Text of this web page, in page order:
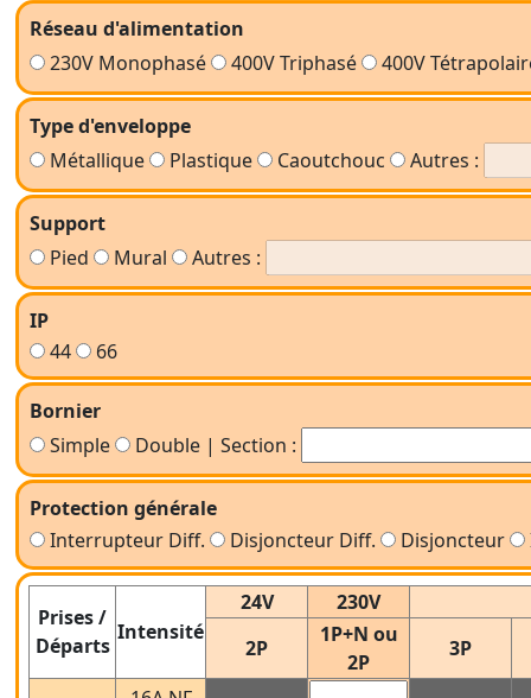
Réseau d'alimentation
230V Monophasé
400V Triphasé 400V
Type d'enveloppe
Métallique
Plastique Caoutchouc Autres :
Support
Pied
Mural Autres :
IP
44
66
Bornier
Simple
Double | Section :
Protection générale
Interrupteur Diff.
Disjoncteur Diff. Disjoncteur
Prises /
Départs
Intensité
24V
230V
2P
1P+N ou
2P
3P